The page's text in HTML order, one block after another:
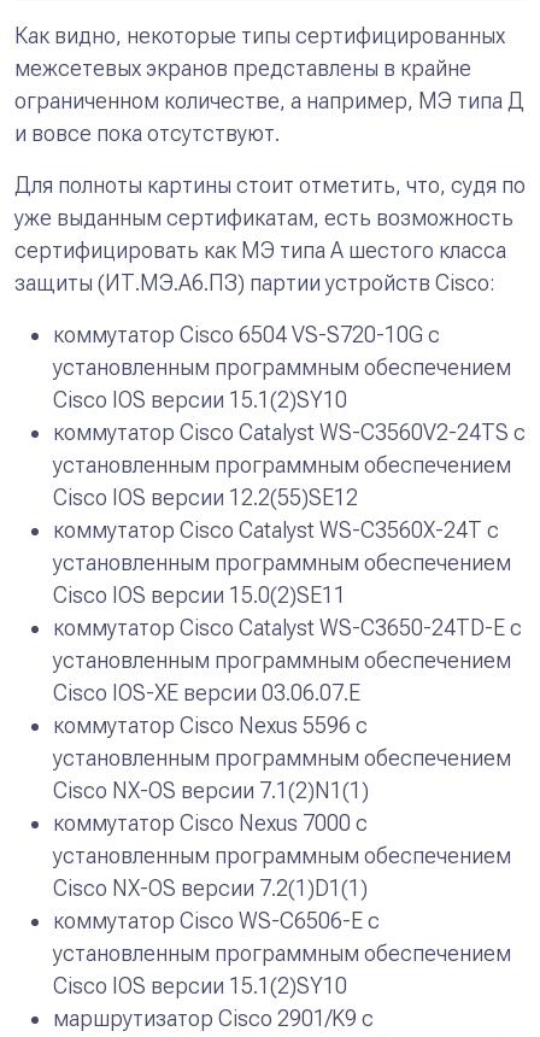
Как видно, некоторые типы сертифицированных
межсетевых экранов представлены в крайне
ограниченном количестве, а например, МЭ типа Д
и вовсе пока отсутствуют.
Для полноты картины стоит отметить, что, судя по
уже выданным сертификатам, есть возможность
сертифицировать как МЭ типа А шестого класса
защиты (ИТ.МЭ.А6.ПЗ) партии устройств Cisco:
коммутатор Cisco 6504 VS-S720-10G с
установленным программным обеспечением
Cisco IOS версии 15.1(2)SY10
коммутатор Cisco Catalyst WS-C3560V2-24TS с
установленным программным обеспечением
Cisco IOS версии 12.2(55)SE12
коммутатор Cisco Catalyst WS-C3560X-24T с
установленным программным обеспечением
Cisco IOS версии 15.0(2)SE11
коммутатор Cisco Catalyst WS-C3650-24TD-E с
установленным программным обеспечением
Cisco IOS-XE версии 03.06.07.E
коммутатор Cisco Nexus 5596 с
установленным программным обеспечением
Cisco NX-OS версии 7.1(2)N1(1)
коммутатор Cisco Nexus 7000 с
установленным программным обеспечением
Cisco NX-OS версии 7.2(1)D1(1)
коммутатор Cisco WS-C6506-E с
установленным программным обеспечением
Cisco IOS версии 15.1(2)SY10
маршрутизатор Cisco 2901/K9 с